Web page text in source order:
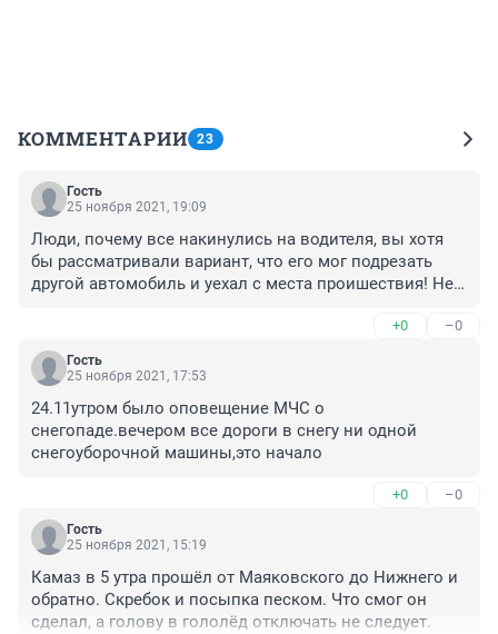
КОММЕНТАРИИ 23
Гость
25 ноября 2021, 19:09
Люди, почему все накинулись на водителя, вы хотя
бы рассматривали вариант, что его мог подрезать
другой автомобиль и уехал с места проишествия! Не
+0 –0
Гость
25 ноября 2021, 17:53
24.11утром было оповещение МЧС о
снегопаде.вечером все дороги в снегу ни одной
снегоуборочной машины,это начало
+0 –0
Гость
25 ноября 2021, 15:19
Камаз в 5 утра прошёл от Маяковского до Нижнего и
обратно. Скребок и посыпка песком. Что смог он
сделал, а голову в гололёд отключать не следует.